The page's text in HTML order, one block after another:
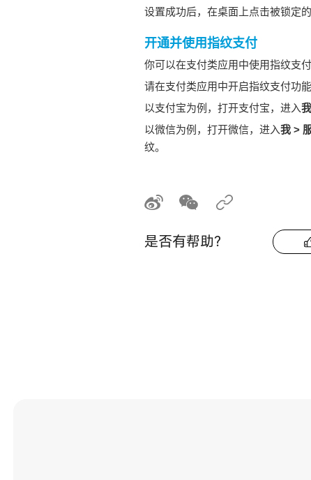
设置成功后，在桌面上点击被锁定
开通并使用指纹支付
你可以在支付类应用中使用指纹支付
请在支付类应用中开启指纹支付功
以支付宝为例，打开支付宝，进入
以微信为例，打开微信，进入我>
纹。
是否有帮助？